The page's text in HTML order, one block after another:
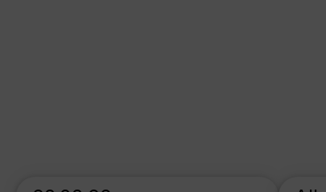
skip_calendar_timeline